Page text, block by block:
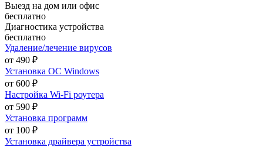
Выезд на дом или офис
бесплатно
Диагностика устройства
бесплатно
Удаление/лечение вирусов
от 490 ₽
Установка ОС Windows
от 600 ₽
Настройка Wi-Fi роутера
от 590 ₽
Установка программ
от 100 ₽
Установка драйвера устройства